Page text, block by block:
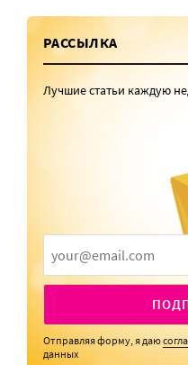
РАССЫЛКА
Лучшие статьи каждую
Отправляя форму, я даю
данных